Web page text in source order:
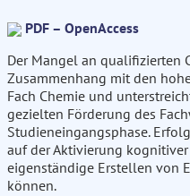
PDF – OpenAccess
Der Mangel an qualifizierten
Zusammenhang mit den
Fach Chemie und
gezielten Förderung des
Studieneingangsphase.
auf der Aktivierung kognitiver
eigenständige Erstellen von
können.